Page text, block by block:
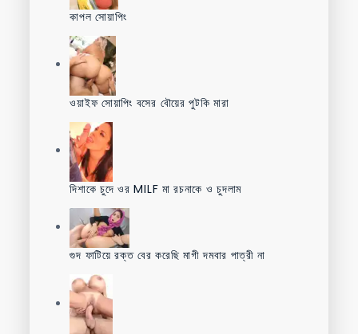
কাপল সোয়াপিং
ওয়াইফ সোয়াপিং বসের বৌয়ের পুটকি মারা
দিশাকে চুদে ওর MILF মা রচনাকে ও চুদলাম
গুদ ফাটিয়ে রক্ত বের করেছি মাগী দমবার পাত্রী না